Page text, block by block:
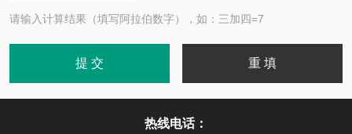
请输入计算结果（填写阿拉伯数字），如：三加四=7
热线电话：